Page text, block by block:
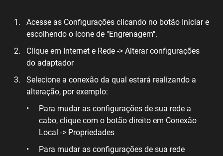
Acesse as Configurações clicando no botão Iniciar e
escolhendo o ícone de "Engrenagem".
Clique em Internet e Rede -> Alterar configurações
do adaptador
Selecione a conexão da qual estará realizando a
alteração, por exemplo:
Para mudar as configurações de sua rede a
cabo, clique com o botão direito em Conexão
Local -> Propriedades
Para mudar as configurações de sua rede